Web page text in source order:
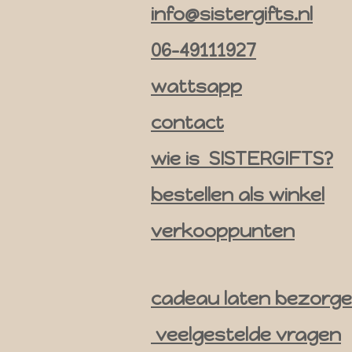
s
a
g
a
m
info@sistergifts.nl
06-49111927
wattsapp
contact
wie is SISTERGIFTS?
bestellen als winkel
verkooppunten
cadeau laten
veelgestelde vragen